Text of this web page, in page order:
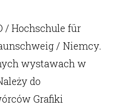
/ Hochschule für
/ Niemcy.
wystawach w
do
Grafiki